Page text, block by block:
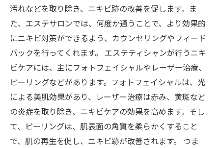
汚れなどを取り除き、ニキビ跡の改善を促します。ま
た、エステサロンでは、何度か通うことで、より効果的
にニキビ対策ができるよう、カウンセリングやフィード
バックを行ってくれます。 エステティシャンが行うニキ
ビケアには、主にフォトフェイシャルやレーザー治療、
ピーリングなどがあります。フォトフェイシャルは、光
による美肌効果があり、レーザー治療は赤み、黄斑など
の炎症を取り除き、ニキビケアの効果を高めます。そし
て、ピーリングは、肌表面の角質を柔らかくすること
で、肌の再生を促し、ニキビ跡が改善されます。 つま